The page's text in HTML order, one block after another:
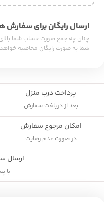
ارسال رایگان برای سفارش های
شما به صورت رایگان محاصبه
پرداخت درب منزل
بعد از دریافت سفارش
امکان مرجوع سفارش
در صورت عدم رضایت
ارسال
با